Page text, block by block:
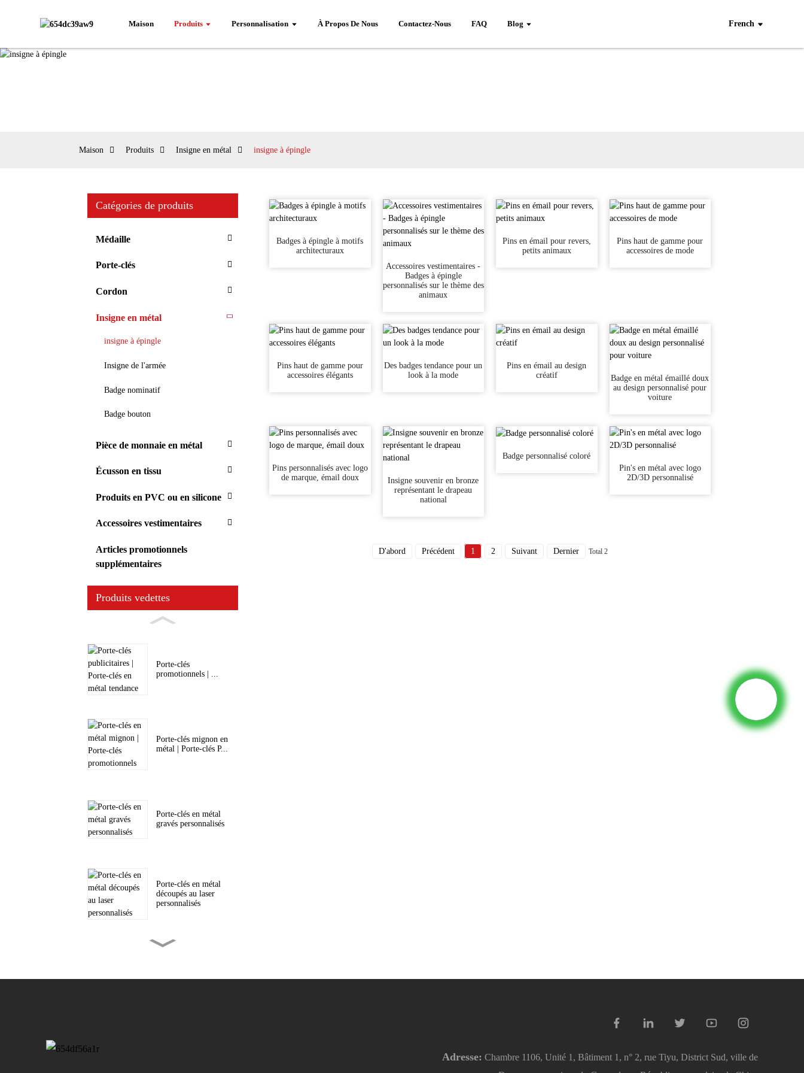
Maison Produits Personnalisation À Propos De Nous Contactez-Nous FAQ Blog French
Maison Produits Insigne en métal insigne à épingle
Catégories de produits
Médaille
Porte-clés
Cordon
Insigne en métal
insigne à épingle
Insigne de l'armée
Badge nominatif
Badge bouton
Pièce de monnaie en métal
Écusson en tissu
Produits en PVC ou en silicone
Accessoires vestimentaires
Articles promotionnels
supplémentaires
Produits vedettes
Porte-clés
promotionnels | ...
Porte-clés mignon en
métal | Porte-clés P...
Porte-clés en métal
gravés personnalisés
Porte-clés en métal
découpés au laser
personnalisés
mesure
Badges à épingle à motifs
architecturaux
Accessoires vestimentaires -
Badges à épingle
personnalisés sur le thème des
animaux
Pins en émail pour revers,
petits animaux
Pins haut de gamme pour
accessoires de mode
Pins haut de gamme pour
accessoires élégants
Des badges tendance pour un
look à la mode
Pins en émail au design
créatif
Badge en métal émaillé doux
au design personnalisé pour
voiture
Pins personnalisés avec logo
de marque, émail doux
Insigne souvenir en bronze
représentant le drapeau
national
Badge personnalisé coloré
Pin's en métal avec logo
2D/3D personnalisé
D'abord Précédent 1 2 Suivant Dernier Total 2
Adresse: Chambre 1106, Unité 1, Bâtiment 1, n° 2, rue Tiyu, District Sud, ville de